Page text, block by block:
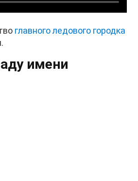
главного ледового городка
имени